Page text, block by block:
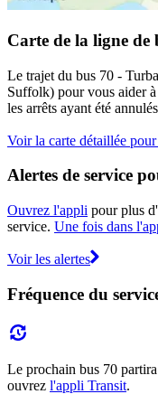
Carte de la ligne
Le trajet du bus 70 -
Suffolk) pour vous aider
les arrêts ayant été
Voir la carte détaillée
Alertes de service
Ouvrez l'appli pour plus
service. Une fois dans
Voir les alertes
Fréquence du
Le prochain bus 70
ouvrez l'appli Transit.